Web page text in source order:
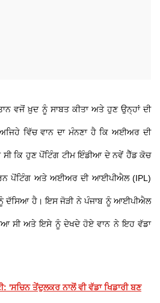
ਵਜੋਂ ਖ਼ੁਦ ਨੂੰ ਸਾਬਤ ਕੀਤਾ ਅਤੇ ਹੁਣ ਉਨ੍ਹਾਂ ਦੀ
ਵਿੱਚ ਵਾਨ ਦਾ ਮੰਨਣਾ ਹੈ ਕਿ ਅਈਅਰ ਦੀ
ਸੀ ਕਿ ਹੁਣ ਪੋਂਟਿੰਗ ਟੀਮ ਇੰਡੀਆ ਦੇ ਨਵੇਂ ਹੈੱਡ ਕੋਚ
ਪੋਂਟਿੰਗ ਅਤੇ ਅਈਅਰ ਦੀ ਆਈਪੀਐਲ (IPL)
ਦੱਸਿਆ ਹੈ। ਇਸ ਜੋੜੀ ਨੇ ਪੰਜਾਬ ਨੂੰ ਆਈਪੀਐਲ
ਸੀ ਅਤੇ ਇਸੇ ਨੂੰ ਦੇਖਦੇ ਹੋਏ ਵਾਨ ਨੇ ਇਹ ਵੱਡਾ
'ਸਚਿਨ ਤੇਂਦੁਲਕਰ ਨਾਲੋਂ ਵੀ ਵੱਡਾ ਖਿਡਾਰੀ ਬਣ